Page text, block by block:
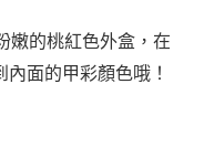
嫩的桃紅色外盒，在
面的甲彩顏色哦！